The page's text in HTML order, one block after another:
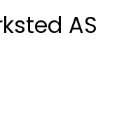
AS